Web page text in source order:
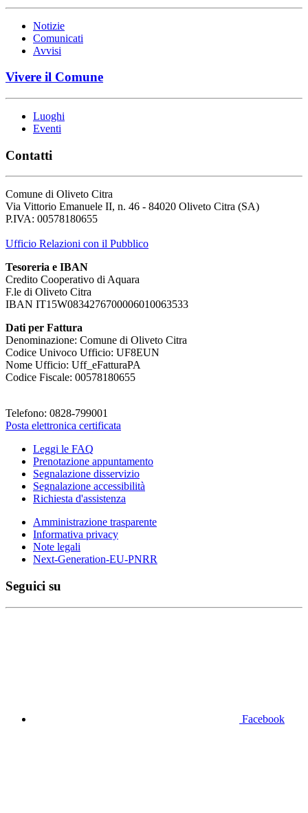
Notizie
Comunicati
Avvisi
Vivere il Comune
Luoghi
Eventi
Contatti
Comune di Oliveto Citra
Via Vittorio Emanuele II, n. 46 - 84020 Oliveto Citra (SA)
P.IVA: 00578180655
Ufficio Relazioni con il Pubblico
Tesoreria e IBAN
Credito Cooperativo di Aquara
F.le di Oliveto Citra
IBAN IT15W0834276700006010063533
Dati per Fattura
Denominazione: Comune di Oliveto Citra
Codice Univoco Ufficio: UF8EUN
Nome Ufficio: Uff_eFatturaPA
Codice Fiscale: 00578180655
Telefono: 0828-799001
Posta elettronica certificata
Leggi le FAQ
Prenotazione appuntamento
Segnalazione disservizio
Segnalazione accessibilità
Richiesta d'assistenza
Amministrazione trasparente
Informativa privacy
Note legali
Next-Generation-EU-PNRR
Seguici su
Facebook